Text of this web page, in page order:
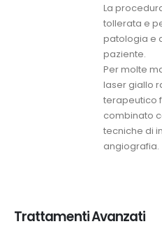
La
tollerata e
patologia e
paziente.
Per molte
laser giallo
terapeutico
combinato
tecniche di
angiografia.
Trattamenti Avanzati